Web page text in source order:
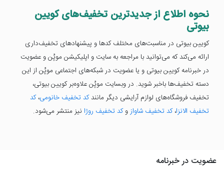
نحوه اطلاع از جدیدترین تخفیف‌های کویین
بیوتی
کویین بیوتی در مناسبت‌های مختلف کدها و پیشنهادهای تخفیف‌داری
ارائه می‌کند که می‌توانید با مراجعه به سایت و اپلیکیشن موپُن و عضویت
در خبرنامه کویین بیوتی و یا عضویت در شبکه‌های اجتماعی موپُن از این
دسته تخفیف‌ها باخبر شوید. در وبسایت موپُن علاوه‌بر کویین بیوتی،
تخفیف فروشگاه‌های لوازم آرایشی دیگر مانندکد تخفیف خانومی،کد
تخفیف الانزا،کد تخفیف شاوازوکد تخفیف روژا نیز منتشر می‌شود.
عضویت در خبرنامه